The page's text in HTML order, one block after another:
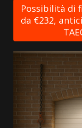
Possibilità di
da €232,